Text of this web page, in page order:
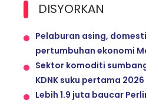
DISYORKAN
Pelaburan asing,
pertumbuhan ekonomi
Sektor komoditi
KDNK suku pertama 2026
Lebih 1.9 juta baucar